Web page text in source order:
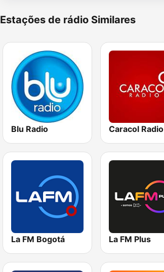
Estações de rádio Similares
Blu Radio Caracol Radio
La FM Bogotá La FM Plus